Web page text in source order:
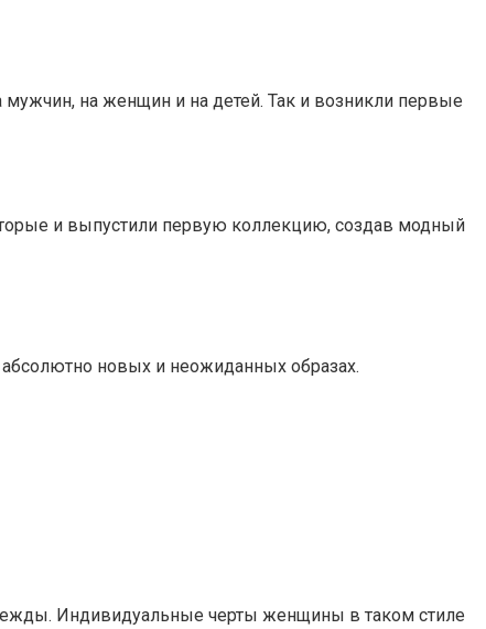
на женщин и на детей. Так и возникли первые
и выпустили первую коллекцию, создав модный
новых и неожиданных образах.
Индивидуальные черты женщины в таком стиле